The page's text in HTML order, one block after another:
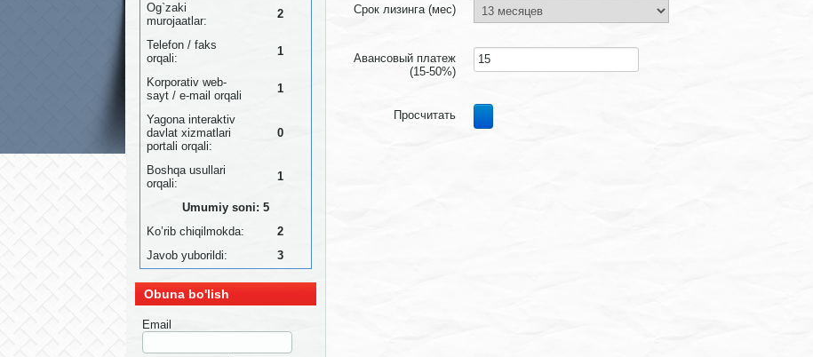
Og`zaki
murojaatlar:
2
Telefon / faks
orqali:
1
Korporativ web-
sayt / e-mail orqali
1
Yagona interaktiv
davlat xizmatlari
portali orqali:
0
Boshqa usullari
orqali:
1
Umumiy soni: 5
Ko’rib chiqilmokda:
2
Javob yuborildi:
3
Obuna bo'lish
Email
Срок лизинга (мес)
Авансовый платеж
(15-50%)
Просчитать